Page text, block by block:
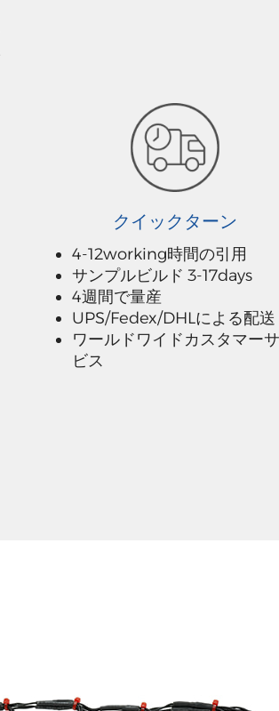
クイックターン
4-12working時間の引用
サンプルビルド 3-17days
4週間で量産
UPS/Fedex/DHLによる配送
ワールドワイドカスタマー
ビス